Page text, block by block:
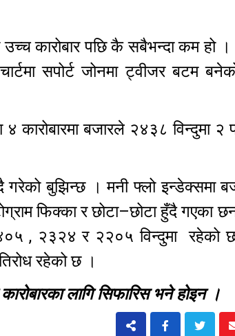
कारोबार पछि कै सबैभन्दा कम हो ।
सपोर्ट जोनमा ट्वीजर बटम
कारोबारमा बजारले २४३८ विन्दुमा
बुझिन्छ । मनी फ्लो इन्डेक्समा
फिक्का र छोटा–छोटा हुँदै गएका
, २३२४ र २२०५ विन्दुमा रहेको
रहेको छ ।
लागि सिफारिस भने होइन ।